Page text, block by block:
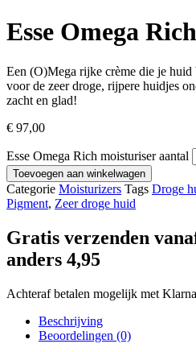
Esse Omega
Een (O)Mega rijke crème die je huid
voor de zeer droge, rijpere huidjes
zacht en glad!
€ 97,00
Esse Omega Rich moisturiser aantal
Toevoegen aan winkelwagen
Categorie Moisturizers Tags Droge
Pigment, Zeer droge huid
Gratis verzenden
anders 4,95
Achteraf betalen mogelijk met
Beschrijving
Beoordelingen (0)